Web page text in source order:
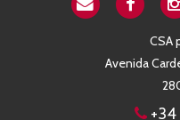
CSA
Avenida